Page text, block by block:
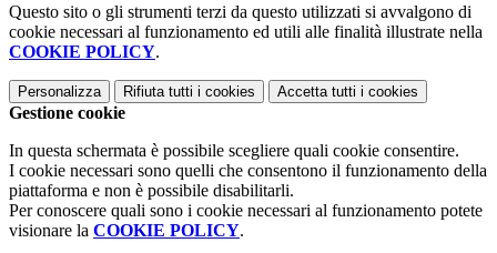
Questo sito o gli strumenti terzi da questo utilizzati si avvalgono di
cookie necessari al funzionamento ed utili alle finalità illustrate nella
COOKIE POLICY.
Personalizza Rifiuta tutti i cookies Accetta tutti i cookies
Gestione cookie
In questa schermata è possibile scegliere quali cookie consentire.
I cookie necessari sono quelli che consentono il funzionamento della
piattaforma e non è possibile disabilitarli.
Per conoscere quali sono i cookie necessari al funzionamento potete
visionare la COOKIE POLICY.